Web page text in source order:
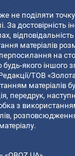
не поділяти
За достовірність
матеріалів
на
будь-якого іншого
ТОВ
матеріалів
передрук,
з